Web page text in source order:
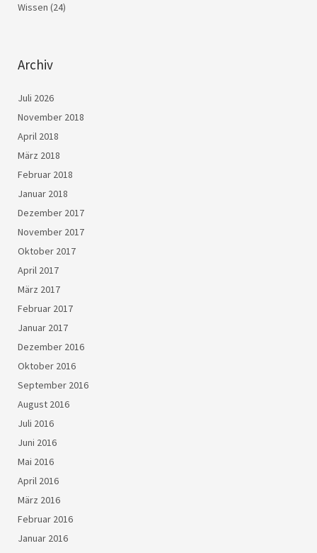
Wissen (24)
Archiv
Juli 2026
November 2018
April 2018
März 2018
Februar 2018
Januar 2018
Dezember 2017
November 2017
Oktober 2017
April 2017
März 2017
Februar 2017
Januar 2017
Dezember 2016
Oktober 2016
September 2016
August 2016
Juli 2016
Juni 2016
Mai 2016
April 2016
März 2016
Februar 2016
Januar 2016